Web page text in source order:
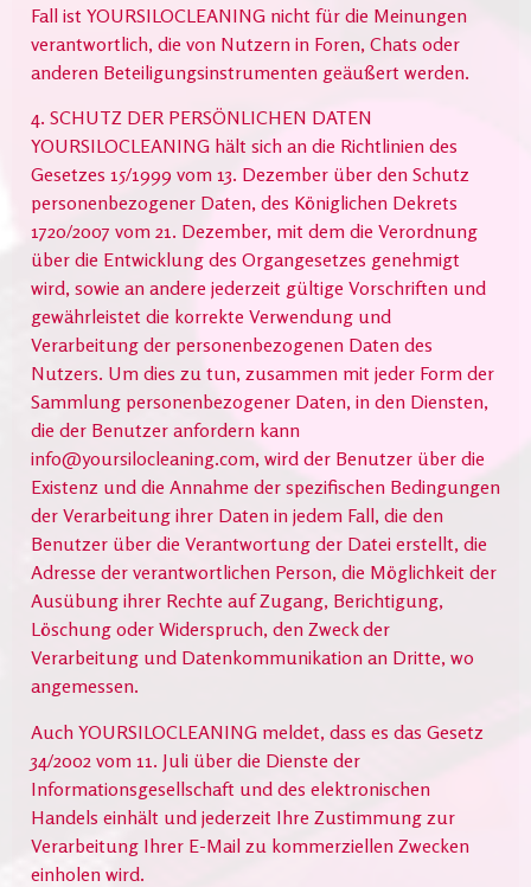
Fall ist YOURSILOCLEANING nicht für die Meinungen
verantwortlich, die von Nutzern in Foren, Chats oder
anderen Beteiligungsinstrumenten geäußert werden.
4. SCHUTZ DER PERSÖNLICHEN DATEN
YOURSILOCLEANING hält sich an die Richtlinien des
Gesetzes 15/1999 vom 13. Dezember über den Schutz
personenbezogener Daten, des Königlichen Dekrets
1720/2007 vom 21. Dezember, mit dem die Verordnung
über die Entwicklung des Organgesetzes genehmigt
wird, sowie an andere jederzeit gültige Vorschriften und
gewährleistet die korrekte Verwendung und
Verarbeitung der personenbezogenen Daten des
Nutzers. Um dies zu tun, zusammen mit jeder Form der
Sammlung personenbezogener Daten, in den Diensten,
die der Benutzer anfordern kann
info@yoursilocleaning.com, wird der Benutzer über die
Existenz und die Annahme der spezifischen Bedingungen
der Verarbeitung ihrer Daten in jedem Fall, die den
Benutzer über die Verantwortung der Datei erstellt, die
Adresse der verantwortlichen Person, die Möglichkeit der
Ausübung ihrer Rechte auf Zugang, Berichtigung,
Löschung oder Widerspruch, den Zweck der
Verarbeitung und Datenkommunikation an Dritte, wo
angemessen.
Auch YOURSILOCLEANING meldet, dass es das Gesetz
34/2002 vom 11. Juli über die Dienste der
Informationsgesellschaft und des elektronischen
Handels einhält und jederzeit Ihre Zustimmung zur
Verarbeitung Ihrer E-Mail zu kommerziellen Zwecken
einholen wird.